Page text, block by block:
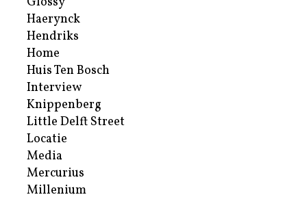
Haerynck
Hendriks
Home
Huis Ten Bosch
Interview
Knippenberg
Little Delft Street
Locatie
Media
Mercurius
Millenium